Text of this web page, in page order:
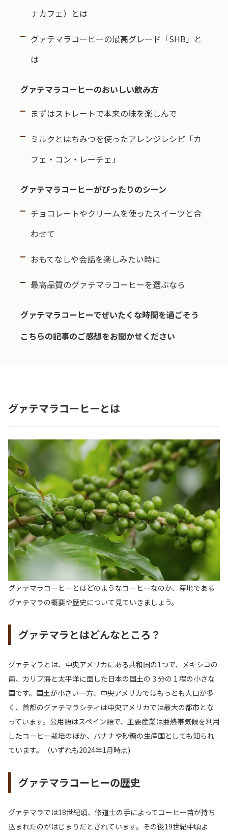
ナカフェ）とは
グァテマラコーヒーの最高グレード「SHB」と
は
グァテマラコーヒーのおいしい飲み方
まずはストレートで本来の味を楽しんで
ミルクとはちみつを使ったアレンジレシピ「カ
フェ・コン・レーチェ」
グァテマラコーヒーがぴったりのシーン
チョコレートやクリームを使ったスイーツと合
わせて
おもてなしや会話を楽しみたい時に
最高品質のグァテマラコーヒーを選ぶなら
グァテマラコーヒーでぜいたくな時間を過ごそう
こちらの記事のご感想をお聞かせください
グァテマラコーヒーとは
グァテマラコーヒーとはどのようなコーヒーなのか、産地である
グァテマラの概要や歴史について見ていきましょう。
グァテマラとはどんなところ？
グァテマラとは、中央アメリカにある共和国の1つで、メキシコの
南、カリブ海と太平洋に面した日本の国土の 3 分の 1 程の小さな
国です。国土が小さい一方、中央アメリカではもっとも人口が多
く、首都のグァテマラシティは中央アメリカでは最大の都市とな
っています。公用語はスペイン語で、主要産業は亜熱帯気候を利用
したコーヒー栽培のほか、バナナや砂糖の生産国としても知られ
ています。（いずれも2024年1月時点)
グァテマラコーヒーの歴史
グァテマラでは18世紀頃、修道士の手によってコーヒー苗が持ち
込まれたのがはじまりだとされています。その後19世紀中頃よ